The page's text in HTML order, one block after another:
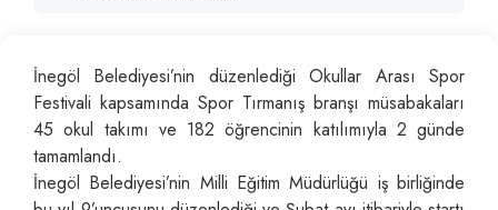
İnegöl Belediyesi’nin düzenlediği Okullar Arası Spor
Festivali kapsamında Spor Tırmanış branşı müsabakaları
45 okul takımı ve 182 öğrencinin katılımıyla 2 günde
tamamlandı.
İnegöl Belediyesi’nin Milli Eğitim Müdürlüğü iş birliğinde